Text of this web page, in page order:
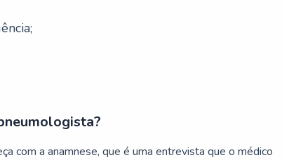
com a anamnese, que é uma entrevista que o médico